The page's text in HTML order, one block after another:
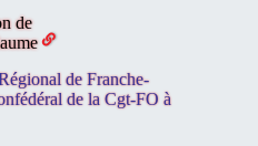
de
de Franche-
de la Cgt-FO à